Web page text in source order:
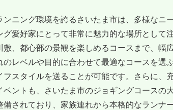
ニング環境を誇るさいたま市は、多様なニ
愛好家にとって非常に魅力的な場所として
敷、都心部の景観を楽しめるコースまで、幅
レベルや目的に合わせて最適なコースを選
フスタイルを送ることが可能です。さらに、
ベントも、さいたま市のジョギングコースの
されており、家族連れから本格的なランナ